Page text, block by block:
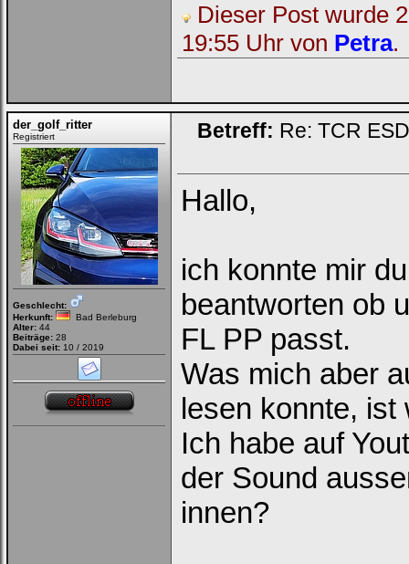
Dieser Post wurde
19:55 Uhr von Petra.
der_golf_ritter
Registriert
Geschlecht:
Herkunft:
Bad Berleburg
Alter: 44
Beiträge: 28
Dabei seit: 10 / 2019
Betreff: Re: TCR
Hallo,
ich konnte mir
beantworten ob
FL PP passt.
Was mich aber
lesen konnte, ist
Ich habe auf
der Sound
innen?